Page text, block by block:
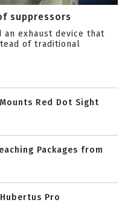
suppressors
an exhaust device that
of traditional
Red Dot Sight
Packages from
Pro